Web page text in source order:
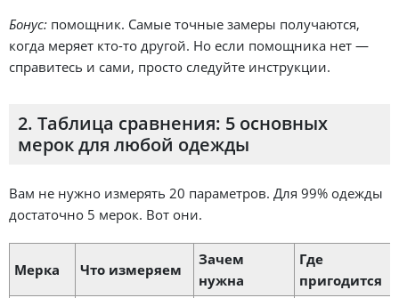
Бонус: помощник. Самые точные замеры получаются,
когда меряет кто-то другой. Но если помощника нет —
справитесь и сами, просто следуйте инструкции.
2. Таблица сравнения: 5 основных
мерок для любой одежды
Вам не нужно измерять 20 параметров. Для 99% одежды
достаточно 5 мерок. Вот они.
Мерка Что измеряем
Зачем
нужна
Где
пригодится